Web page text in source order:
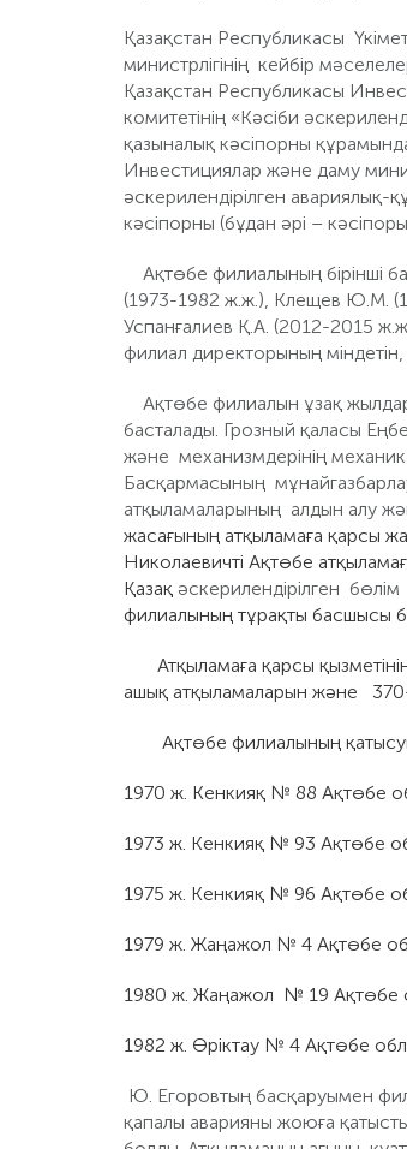
Қазақстан Республикасы
министрлігінің кейбір
Қазақстан Республикасы
комитетінің «Кәсіби
қазыналық кәсіпорны
Инвестициялар және даму
әскерилендірілген авариялық-
кәсіпорны (бұдан әрі –
Ақтөбе филиалының бірінші
(1973-1982 ж.ж.), Клещев Ю.М.
Успанғалиев Қ.А. (2012-2015
филиал директорының
Ақтөбе филиалын ұзақ
басталады. Грозный қаласы
және механизмдерінің
Басқармасының
атқыламаларының алдын алу
жасағының атқыламаға қарсы
Николаевичті Ақтөбе
Қазақ әскерилендірілген бөлім
филиалының тұрақты басшысы
Атқыламаға қарсы
ашық атқыламаларын және
Ақтөбе филиалының
1970 ж. Кенкияқ № 88 Ақтөбе
1973 ж. Кенкияқ № 93 Ақтөбе
1975 ж. Кенкияқ № 96 Ақтөбе
1979 ж. Жаңажол № 4 Ақтөбе
1980 ж. Жаңажол № 19 Ақтөбе
1982 ж. Өріктау № 4 Ақтөбе
Ю. Егоровтың басқаруымен
қапалы аварияны жоюға